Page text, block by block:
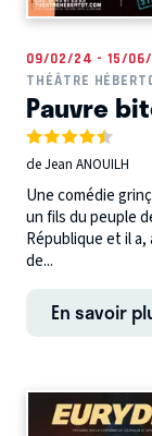
09/02/24 - 15/
THÉÂTRE
Pauvre
de Jean ANOUILH
Une comédie
un fils du peuple
République et il
de...
En savoir